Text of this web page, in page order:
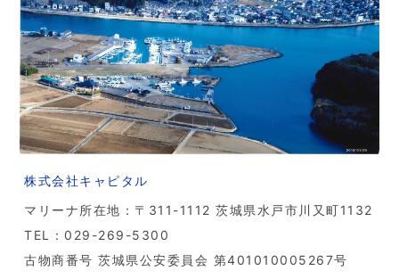
株式会社キャピタル
マリーナ所在地：〒311-1112 茨城県水戸市川又町1132
TEL：029-269-5300
古物商番号 茨城県公安委員会 第401010005267号